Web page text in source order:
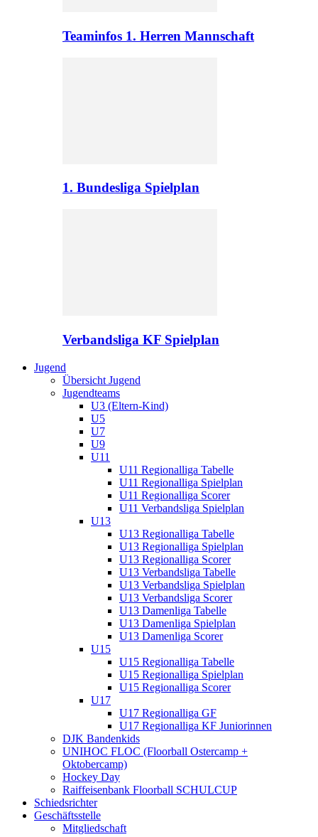
Teaminfos 1. Herren Mannschaft
1. Bundesliga Spielplan
Verbandsliga KF Spielplan
Jugend
Übersicht Jugend
Jugendteams
U3 (Eltern-Kind)
U5
U7
U9
U11
U11 Regionalliga Tabelle
U11 Regionalliga Spielplan
U11 Regionalliga Scorer
U11 Verbandsliga Spielplan
U13
U13 Regionalliga Tabelle
U13 Regionalliga Spielplan
U13 Regionalliga Scorer
U13 Verbandsliga Tabelle
U13 Verbandsliga Spielplan
U13 Verbandsliga Scorer
U13 Damenliga Tabelle
U13 Damenliga Spielplan
U13 Damenliga Scorer
U15
U15 Regionalliga Tabelle
U15 Regionalliga Spielplan
U15 Regionalliga Scorer
U17
U17 Regionalliga GF
U17 Regionalliga KF Juniorinnen
DJK Bandenkids
UNIHOC FLOC (Floorball Ostercamp +
Oktobercamp)
Hockey Day
Raiffeisenbank Floorball SCHULCUP
Schiedsrichter
Geschäftsstelle
Mitgliedschaft